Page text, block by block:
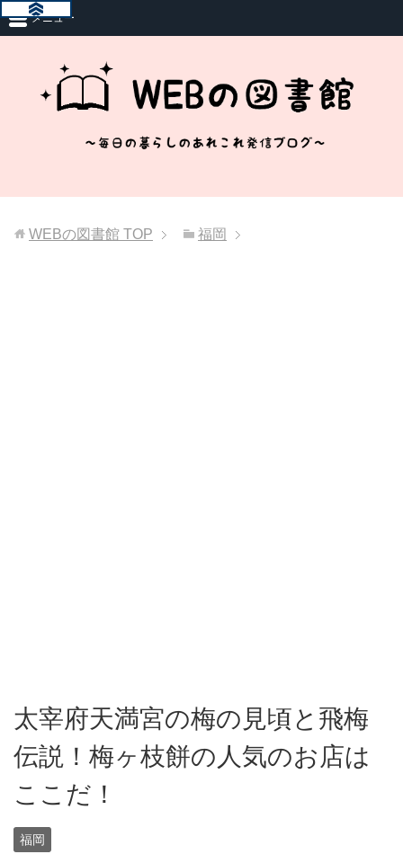
メニュー
WEBの図書館 TOP 福岡
太宰府天満宮の梅の見頃と飛梅
伝説！梅ヶ枝餅の人気のお店は
ここだ！
福岡